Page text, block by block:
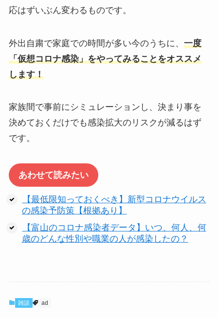
応はずいぶん変わるものです。
外出自粛で家庭での時間が多い今のうちに、 一度
「仮想コロナ感染」をやってみることをオススメ
します！
家族間で事前にシミュレーションし、決まり事を
決めておくだけでも感染拡大のリスクが減るはず
です。
あわせて読みたい
【最低限知っておくべき】新型コロナウイルス
の感染予防策【根拠あり】
【富山のコロナ感染者データ】いつ、何人、何
歳のどんな性別や職業の人が感染したの？
雑談 ad